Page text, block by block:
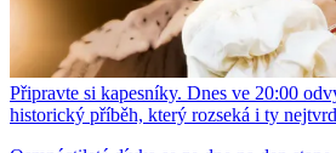
Připravte si kapesníky. Dnes ve 20:00
historický příběh, který rozseká i ty